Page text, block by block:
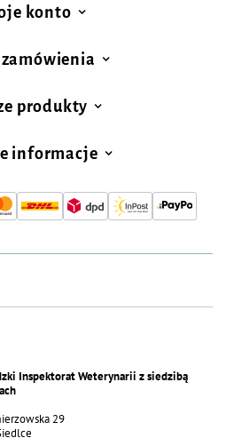
konto
produkty
informacje
Inspektorat Weterynarii z siedzibą
29